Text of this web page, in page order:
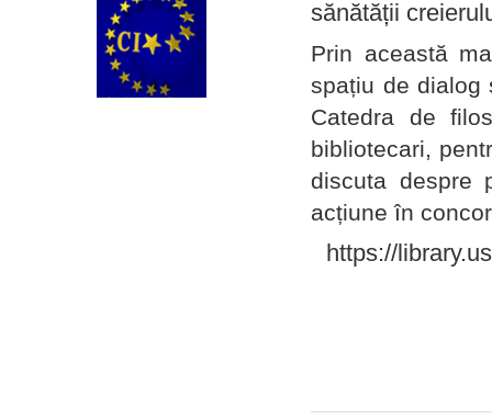
sănătății
Prin această
spațiu de dialog
Catedra de
bibliotecari,
discuta despre
acțiune în
https://